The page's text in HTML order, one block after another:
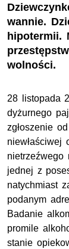
wannie.
hipotermii.
wolności.
28 listopada
dyżurnego
zgłoszenie
niewłaściwej
nietrzeźwego
jednej z
natychmiast
podanym
Badanie
promile
stanie